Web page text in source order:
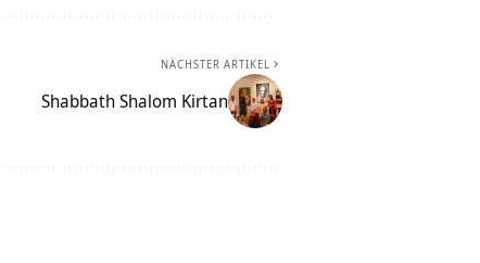
NÄCHSTER ARTIKEL
Shabbath Shalom Kirtan